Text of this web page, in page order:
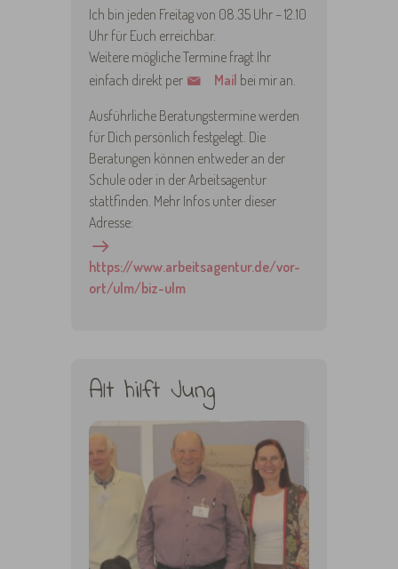
Ich bin jeden Freitag von 08.35 Uhr – 12.10
Uhr für Euch erreichbar.
Weitere mögliche Termine fragt Ihr
einfach direkt per
Mail bei mir an.
Ausführliche Beratungstermine werden
für Dich persönlich festgelegt. Die
Beratungen können entweder an der
Schule oder in der Arbeitsagentur
stattfinden. Mehr Infos unter dieser
Adresse:
https://www.arbeitsagentur.de/vor-
ort/ulm/biz-ulm
Alt hilft Jung